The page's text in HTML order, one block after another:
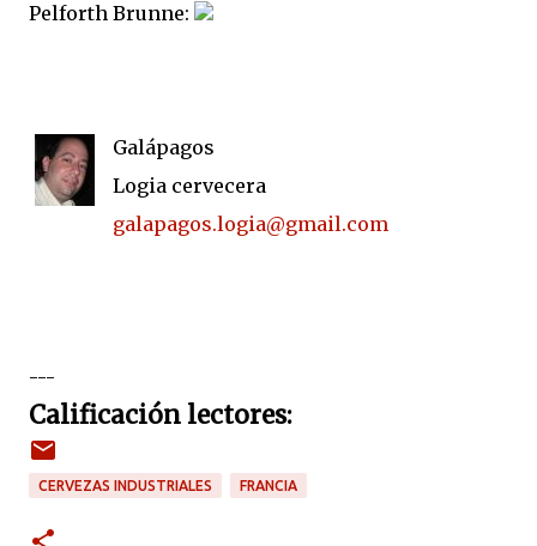
Pelforth Brunne:
Galápagos
Logia cervecera
galapagos.logia@gmail.com
---
Calificación lectores:
CERVEZAS INDUSTRIALES FRANCIA